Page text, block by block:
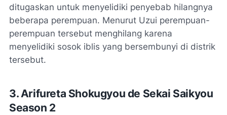
ditugaskan untuk menyelidiki penyebab hilangnya
beberapa perempuan. Menurut Uzui perempuan-
perempuan tersebut menghilang karena
menyelidiki sosok iblis yang bersembunyi di distrik
tersebut.
3. Arifureta Shokugyou de Sekai Saikyou
Season 2